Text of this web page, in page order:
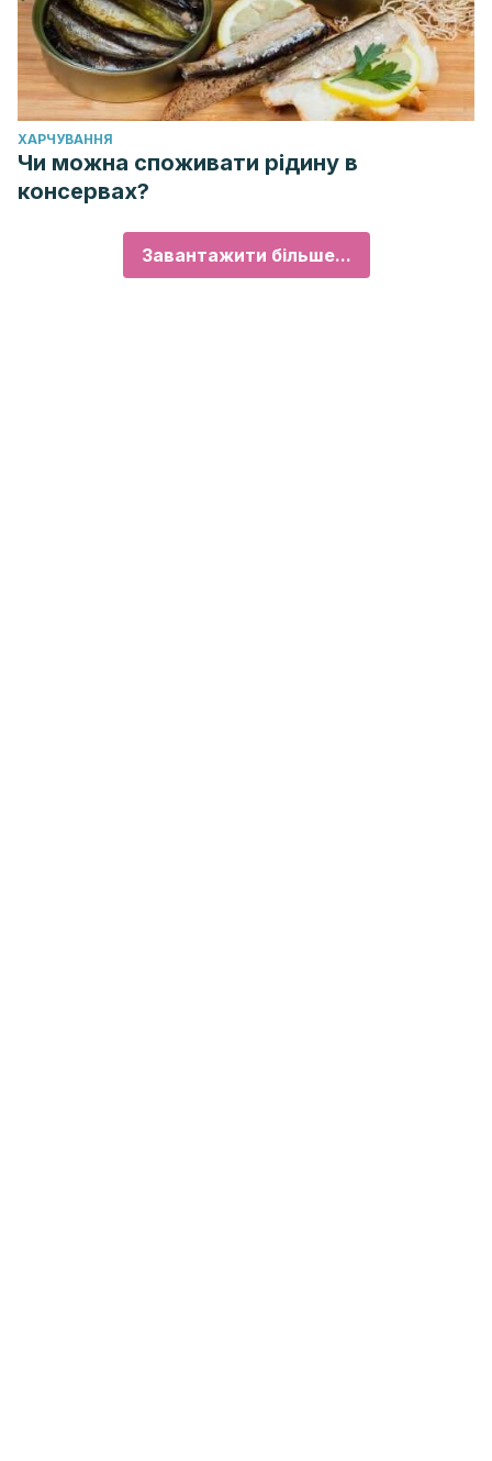
ХАРЧУВАННЯ
Чи можна споживати рідину в
консервах?
Завантажити більше...